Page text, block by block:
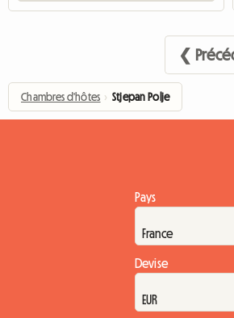
❮
Chambres d'hôtes › Stjepan Polje
Pays
Devise